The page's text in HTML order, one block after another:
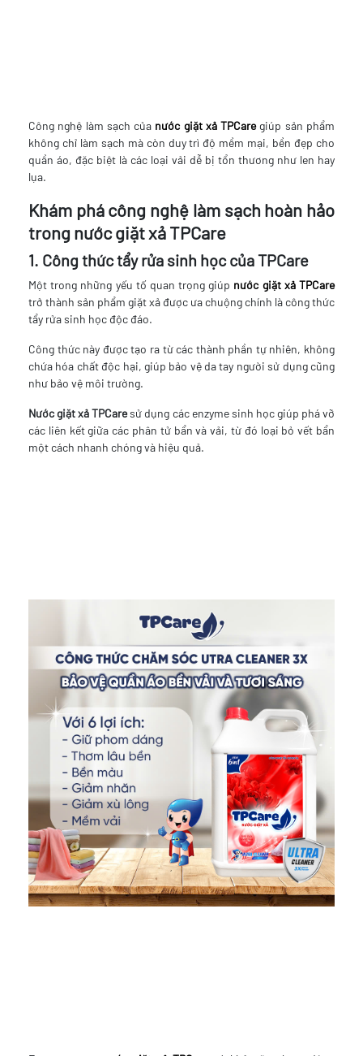
Công nghệ làm sạch của nước giặt xả TPCaregiúp sản phẩm
không chỉ làm sạch mà còn duy trì độ mềm mại, bền đẹp cho
quần áo, đặc biệt là các loại vải dễ bị tổn thương như len hay
lụa.
Khám phá công nghệ làm sạch hoàn hảo
trong nước giặt xả TPCare
1. Công thức tẩy rửa sinh học của TPCare
Một trong những yếu tố quan trọng giúp nước giặt xả TPCare
trở thành sản phẩm giặt xả được ưa chuộng chính là công thức
tẩy rửa sinh học độc đáo.
Công thức này được tạo ra từ các thành phần tự nhiên, không
chứa hóa chất độc hại, giúp bảo vệ da tay người sử dụng cũng
như bảo vệ môi trường.
Nước giặt xả TPCaresử dụng các enzyme sinh học giúp phá vỡ
các liên kết giữa các phân tử bẩn và vải, từ đó loại bỏ vết bẩn
một cách nhanh chóng và hiệu quả.